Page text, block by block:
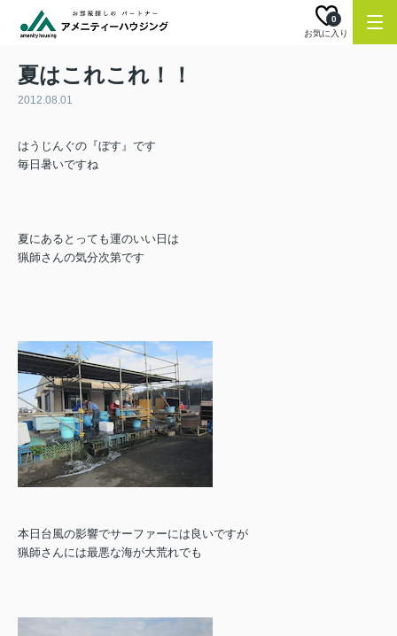
お気に入り
0
夏はこれこれ！！
2012.08.01
はうじんぐの『ぼす』です
毎日暑いですね
夏にあるとっても運のいい日は
猟師さんの気分次第です
本日台風の影響でサーファーには良いですが
猟師さんには最悪な海が大荒れでも